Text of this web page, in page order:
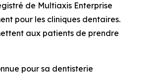
de Multiaxis Enterprise
pour les cliniques dentaires.
aux patients de prendre
pour sa dentisterie